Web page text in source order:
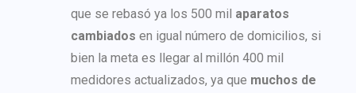
que se rebasó ya los 500 mil aparatos
cambiados en igual número de domicilios, si
bien la meta es llegar al millón 400 mil
medidores actualizados, ya que muchos de